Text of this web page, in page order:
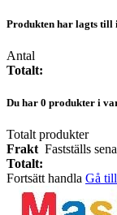
Produkten har lagts till
Antal
Totalt:
Du har 0 produkter i
Totalt produkter
Frakt Fastställs
Totalt:
Fortsätt handla Gå